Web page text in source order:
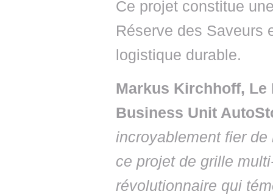
Ce projet constitue
Réserve des Saveurs
logistique durable.
Markus Kirchhoff,
Business Unit
incroyablement fier de
ce projet de grille
révolutionnaire qui